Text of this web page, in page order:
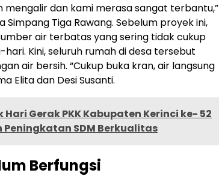
mengalir dan kami merasa sangat terbantu,”
Simpang Tiga Rawang. Sebelum proyek ini,
air terbatas yang sering tidak cukup
Kini, seluruh rumah di desa tersebut
air bersih. “Cukup buka kran, air langsung
Elita dan Desi Susanti.
Hari Gerak PKK Kabupaten Kerinci ke- 52
Peningkatan SDM Berkualitas
Berfungsi